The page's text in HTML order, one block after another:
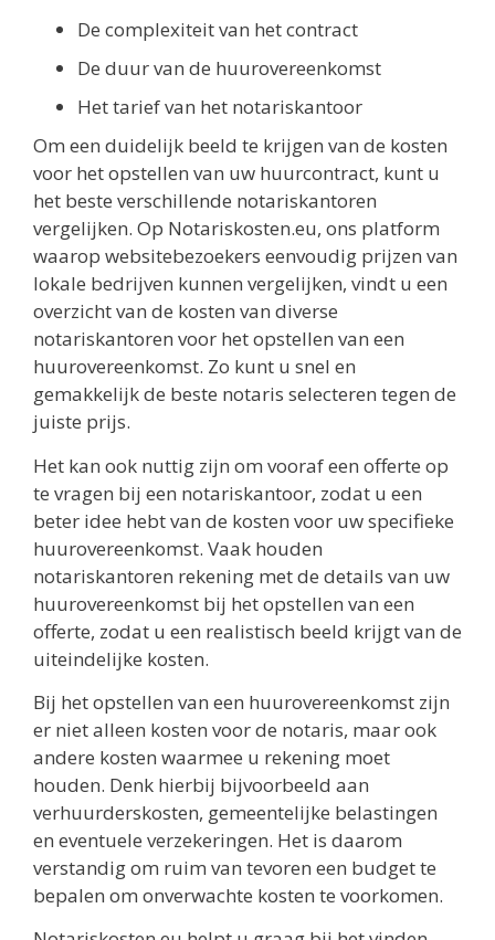
De complexiteit van het contract
De duur van de huurovereenkomst
Het tarief van het notariskantoor
Om een duidelijk beeld te krijgen van de kosten
voor het opstellen van uw huurcontract, kunt u
het beste verschillende notariskantoren
vergelijken. Op Notariskosten.eu, ons platform
waarop websitebezoekers eenvoudig prijzen van
lokale bedrijven kunnen vergelijken, vindt u een
overzicht van de kosten van diverse
notariskantoren voor het opstellen van een
huurovereenkomst. Zo kunt u snel en
gemakkelijk de beste notaris selecteren tegen de
juiste prijs.
Het kan ook nuttig zijn om vooraf een offerte op
te vragen bij een notariskantoor, zodat u een
beter idee hebt van de kosten voor uw specifieke
huurovereenkomst. Vaak houden
notariskantoren rekening met de details van uw
huurovereenkomst bij het opstellen van een
offerte, zodat u een realistisch beeld krijgt van de
uiteindelijke kosten.
Bij het opstellen van een huurovereenkomst zijn
er niet alleen kosten voor de notaris, maar ook
andere kosten waarmee u rekening moet
houden. Denk hierbij bijvoorbeeld aan
verhuurderskosten, gemeentelijke belastingen
en eventuele verzekeringen. Het is daarom
verstandig om ruim van tevoren een budget te
bepalen om onverwachte kosten te voorkomen.